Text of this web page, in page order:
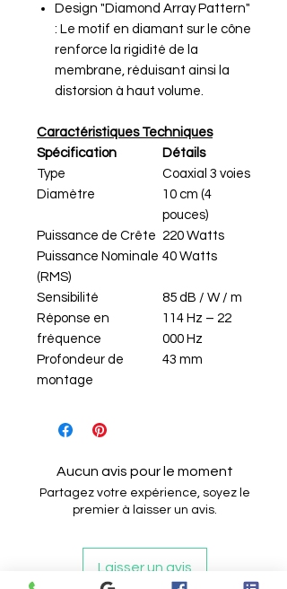
Design "Diamond Array Pattern"
: Le motif en diamant sur le cône
renforce la rigidité de la
membrane, réduisant ainsi la
distorsion à haut volume.
Caractéristiques Techniques
Spécification
Détails
Type
Coaxial 3 voies
Diamètre
10 cm (4
pouces)
Puissance de Crête 220 Watts
Puissance Nominale
(RMS)
40 Watts
Sensibilité
85 dB / W / m
Réponse en
fréquence
114 Hz – 22
000 Hz
Profondeur de
montage
43 mm
Aucun avis pour le moment
Partagez votre expérience, soyez le
premier à laisser un avis.
Laisser un avis